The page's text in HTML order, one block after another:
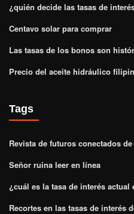
¿quién decide las tasas de
Centavo solar para comprar
Las tasas de los bonos son
Precio del aceite hidráulico
Tags
Revista de futuros conectados
Señor ruina leer en línea
¿cuál es la tasa de interés actual
Recortes en las tasas de interés